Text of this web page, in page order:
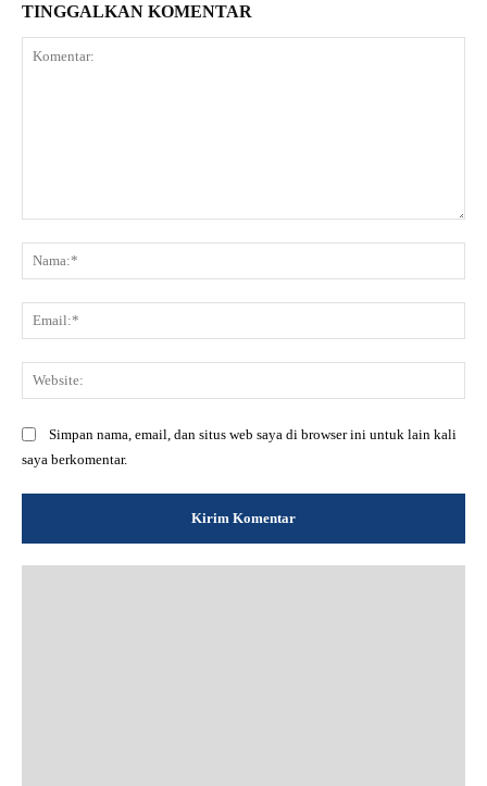
TINGGALKAN KOMENTAR
Simpan nama, email, dan situs web saya di browser ini untuk lain kali
saya berkomentar.